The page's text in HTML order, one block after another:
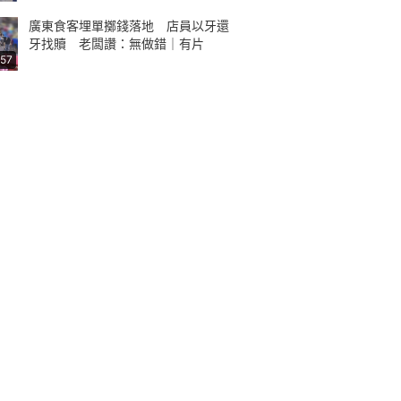
廣東食客埋單擲錢落地 店員以牙還
牙找贖 老闆讚：無做錯｜有片